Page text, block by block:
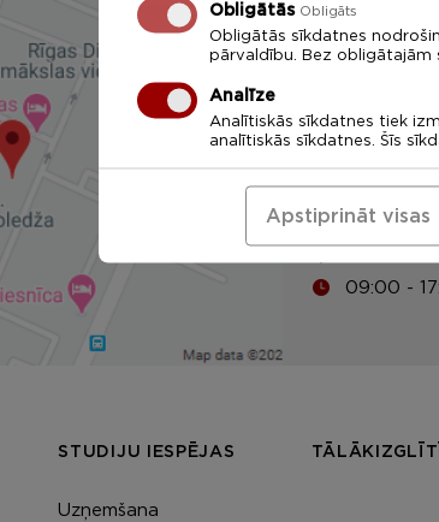
LU Rīgas
67378094
Eadrese
Tomsona
09:00 -
STUDIJU IESPĒJAS
Uzņemšana
Obligātās Obligāts
Obligātās sīkdatnes
pārvaldību. Bez obligātajām
Analīze
Analītiskās sīkdatnes tiek
analītiskās sīkdatnes. Šīs
Apstiprināt visas